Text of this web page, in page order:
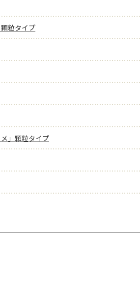
顆粒タイプ
メ」顆粒タイプ